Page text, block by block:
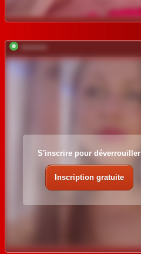
S'inscrire pour déverrouiller
Inscription gratuite